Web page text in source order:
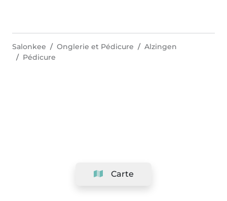
Carte
Salonkee Onglerie et Pédicure
Alzingen
Pédicure